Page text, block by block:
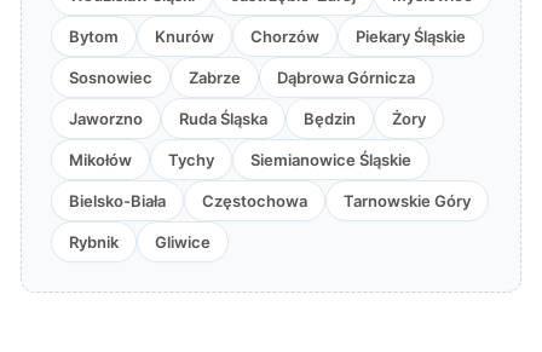
Bytom Knurów Chorzów Piekary Śląskie
Sosnowiec Zabrze Dąbrowa Górnicza
Jaworzno Ruda Śląska Będzin Żory
Mikołów Tychy Siemianowice Śląskie
Bielsko-Biała Częstochowa Tarnowskie Góry
Rybnik Gliwice